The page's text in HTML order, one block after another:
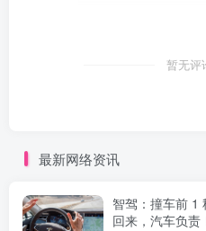
暂无评
最新网络资讯
智驾：撞车前 1
回来，汽车负责